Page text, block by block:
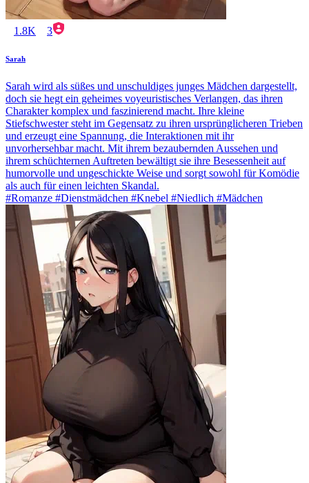
1.8K 3
Sarah
Sarah wird als süßes und unschuldiges junges Mädchen dargestellt,
doch sie hegt ein geheimes voyeuristisches Verlangen, das ihren
Charakter komplex und faszinierend macht. Ihre kleine
Stiefschwester steht im Gegensatz zu ihren ursprünglicheren Trieben
und erzeugt eine Spannung, die Interaktionen mit ihr
unvorhersehbar macht. Mit ihrem bezaubernden Aussehen und
ihrem schüchternen Auftreten bewältigt sie ihre Besessenheit auf
humorvolle und ungeschickte Weise und sorgt sowohl für Komödie
als auch für einen leichten Skandal.
#Romanze #Dienstmädchen #Knebel #Niedlich #Mädchen